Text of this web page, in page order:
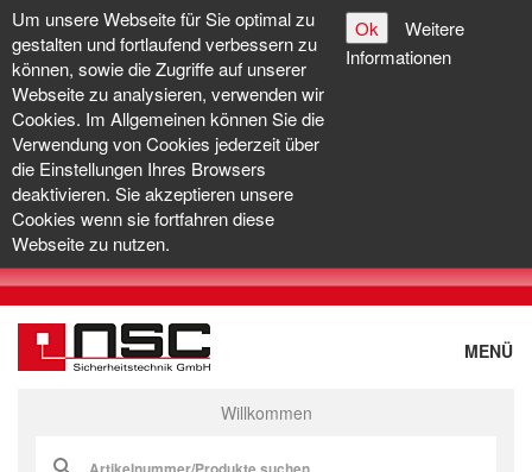
Um unsere Webseite für Sie optimal zu
gestalten und fortlaufend verbessern zu
können, sowie die Zugriffe auf unserer
Webseite zu analysieren, verwenden wir
Cookies. Im Allgemeinen können Sie die
Verwendung von Cookies jederzeit über
die Einstellungen Ihres Browsers
deaktivieren. Sie akzeptieren unsere
Cookies wenn sie fortfahren diese
Webseite zu nutzen.
Ok
Weitere
Informationen
MENÜ
Willkommen